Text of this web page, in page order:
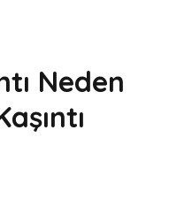
Neden